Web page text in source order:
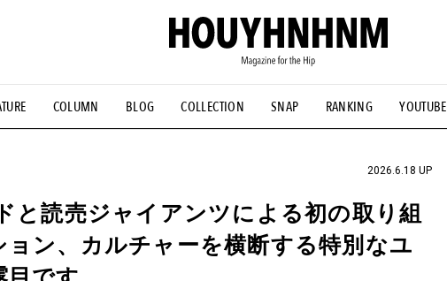
COLUMN BLOG COLLECTION SNAP RANKING YOUTUBE
DESIGNS #古着サミット #NEW VINTAGE #マイナーグッド図鑑
H #FOCUS IT #AH.H #ととけん #FASHION #MUSIC
2026.6.18 UP
と読売ジャイアンツによる初の取り組
ン、カルチャーを横断する特別なユ